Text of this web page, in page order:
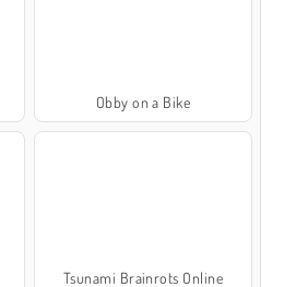
Obby on a Bike
Tsunami Brainrots Online